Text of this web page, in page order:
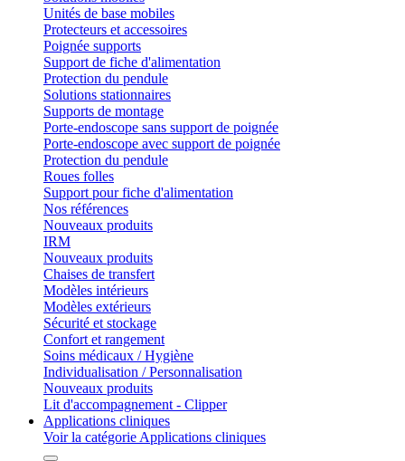
Unités de base mobiles
Protecteurs et accessoires
Poignée supports
Support de fiche d'alimentation
Protection du pendule
Solutions stationnaires
Supports de montage
Porte-endoscope sans support de poignée
Porte-endoscope avec support de poignée
Protection du pendule
Roues folles
Support pour fiche d'alimentation
Nos références
Nouveaux produits
IRM
Nouveaux produits
Chaises de transfert
Modèles intérieurs
Modèles extérieurs
Sécurité et stockage
Confort et rangement
Soins médicaux / Hygiène
Individualisation / Personnalisation
Nouveaux produits
Lit d'accompagnement - Clipper
Applications cliniques
Voir la catégorie Applications cliniques